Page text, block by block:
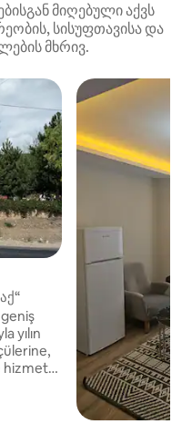
მიღებული აქვს
სისუფთავისა და
მხრივ.
yılın
hizmet